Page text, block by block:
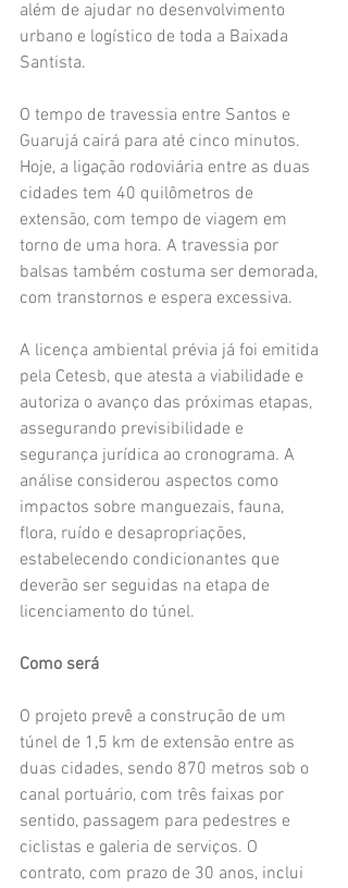
além de ajudar no desenvolvimento
urbano e logístico de toda a Baixada
Santista.
O tempo de travessia entre Santos e
Guarujá cairá para até cinco minutos.
Hoje, a ligação rodoviária entre as duas
cidades tem 40 quilômetros de
extensão, com tempo de viagem em
torno de uma hora. A travessia por
balsas também costuma ser demorada,
com transtornos e espera excessiva.
A licença ambiental prévia já foi emitida
pela Cetesb, que atesta a viabilidade e
autoriza o avanço das próximas etapas,
assegurando previsibilidade e
segurança jurídica ao cronograma. A
análise considerou aspectos como
impactos sobre manguezais, fauna,
flora, ruído e desapropriações,
estabelecendo condicionantes que
deverão ser seguidas na etapa de
licenciamento do túnel.
Como será
O projeto prevê a construção de um
túnel de 1,5 km de extensão entre as
duas cidades, sendo 870 metros sob o
canal portuário, com três faixas por
sentido, passagem para pedestres e
ciclistas e galeria de serviços. O
contrato, com prazo de 30 anos, inclui